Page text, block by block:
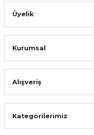
Üyelik
Kurumsal
Alışveriş
Kategorilerimiz